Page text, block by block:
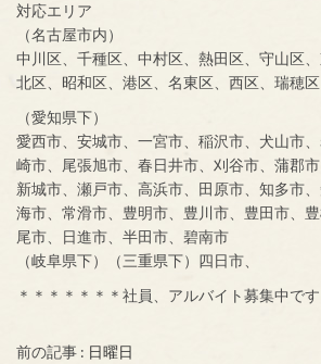
対応エリア
（名古屋市内）
中川区、千種区、中村区、熱田区、守山区、
北区、昭和区、港区、名東区、西区、瑞穂
（愛知県下）
愛西市、安城市、一宮市、稲沢市、犬山市
崎市、尾張旭市、春日井市、刈谷市、蒲郡市
新城市、瀬戸市、高浜市、田原市、知多市
海市、常滑市、豊明市、豊川市、豊田市、
尾市、日進市、半田市、碧南市
（岐阜県下）（三重県下）四日市、
＊＊＊＊＊＊＊社員、アルバイト募集中で
前の記事 : 日曜日